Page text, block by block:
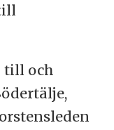
till och